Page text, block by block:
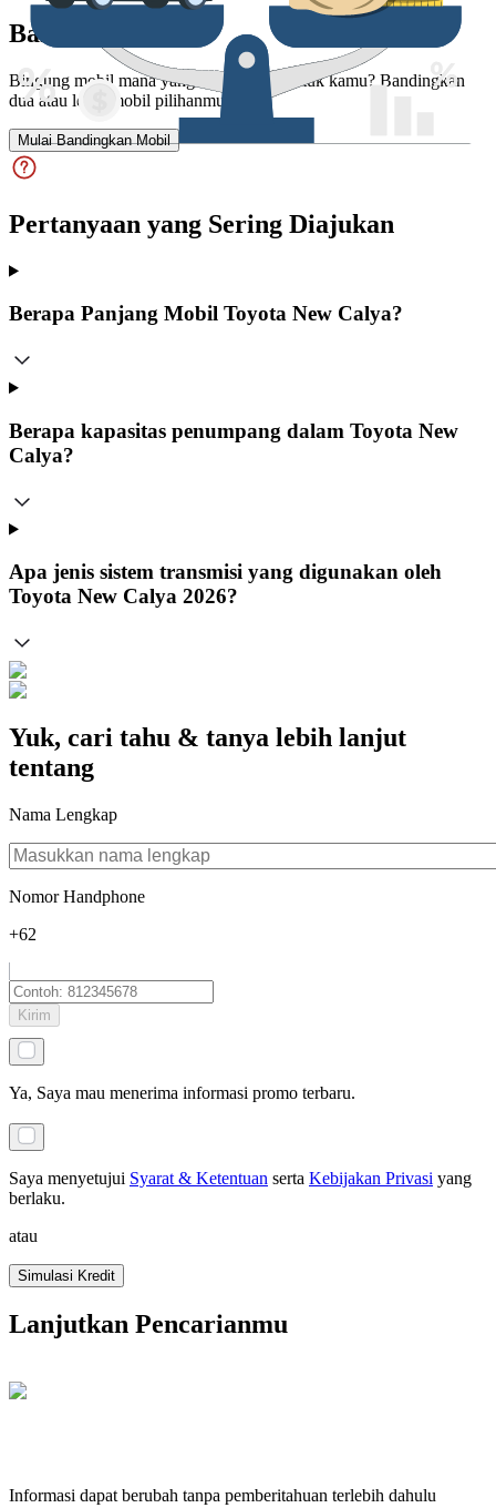
Bandingkan
Bingung mobil mana yang lebih cocok untuk kamu? Bandingkan
dua atau lebih mobil pilihanmu.
Mulai Bandingkan Mobil
Pertanyaan yang Sering Diajukan
Berapa Panjang Mobil Toyota New Calya?
Berapa kapasitas penumpang dalam Toyota New
Calya?
Apa jenis sistem transmisi yang digunakan oleh
Toyota New Calya 2026?
Yuk, cari tahu & tanya lebih lanjut
tentang
Nama Lengkap
Nomor Handphone
+62
Kirim
Ya, Saya mau menerima informasi promo terbaru.
Saya menyetujui Syarat & Ketentuan serta Kebijakan Privasi yang
berlaku.
atau
Simulasi Kredit
Lanjutkan Pencarianmu
Informasi dapat berubah tanpa pemberitahuan terlebih dahulu